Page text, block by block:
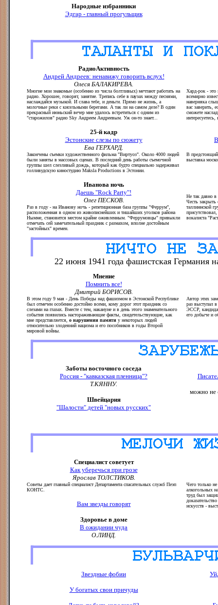
Народные избранники
Эдгар - главный прогульщик
РадиоАктивность
Андрей Андреев: ненавижу говорить вслух!
Олеся БАЛАКИРЕВА.
Многие мои знакомые (особенно из числа болтливых) мечтают работать на
радио. Хорошее, говорят, занятие. Трепись себе в паузах между песнями,
наслаждайся музыкой. И слава тебе, и деньги. Прямо не жизнь, а
молочные реки с кисельными берегами. А так ли на самом деле? В один
прекрасный июньский вечер мне удалось встретиться с одним из
"старожилов" радио Sky Андреем Андреевым. Уж он-то знает...
25-й кадр
Эстонские слезы по сюжету
Ева ГЕРХАРД.
Закончены съемки художественного фильма "Виртуоз". Около 4000 людей
были заняты в массовых сценах. В последний день работы съемочной
группы шел слезливый дождь, который как будто специально задерживал
голливудскую киностудию Maksla Productions в Эстонии.
Иванова ночь
Даешь "Rock Party"!
Олег ПЕСКОВ.
Раз в году - на Иванову ночь - репетиционная база группы "Феррум",
расположенная в одном из живописнейших и тишайших уголков района
Нымме, становится местом крайне оживленным. "Феррумовцы" привыкли
отмечать сей замечательный праздник с размахом, вполне достойным
"застойных" времен.
Хард-рок - это
всемирно
наверняка
вас заверить,
сможете
В предстоящий
выставка
Не так давно
Честь закрыть
таллиннской
вокалиста
22 июня 1941 года фашистская Германия
Мнение
Помнить все!
Дмитрий БОРИСОВ.
В этом году 9 мая - День Победы над фашизмом в Эстонской Республике
был отмечен особенно достойно всеми, кому дорог этот праздник со
слезами на глазах. Вместе с тем, накануне и в день этого знаменательного
события появились настораживающие факты, свидетельствующие, как
мне представляется, о нарушении памяти у некоторых людей
относительно злодеяний нацизма и его пособников в годы Второй
мировой войны.
Автор этих
раз выступал
ЭССР,
его добыче и
Заботы восточного соседа
Россия - "кавказская пленница"?
Т.КЯННУ.
Швейцария
"Шалости" детей "новых русских"
можно не
Специалист советует
Как уберечься при грозе
Ярослав ТОЛСТИКОВ.
Советы дает главный специалист Департамента спасательных служб Пеэп
КОНТС.
Вам звезды говорят
Здоровье в доме
В ожидании чуда
О.ЛИНД.
Чего только
алкогольных
труд был
искусств -
Звездные фобии
У богатых свои причуды